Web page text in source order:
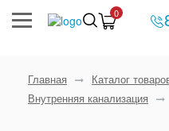
0
Главная Каталог
Внутренняя канализация